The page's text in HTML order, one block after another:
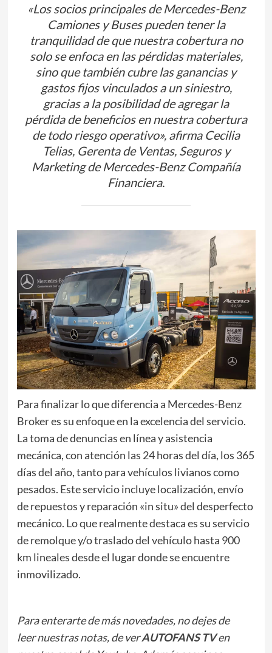
«Los socios principales de Mercedes-Benz
Camiones y Buses pueden tener la
tranquilidad de que nuestra cobertura no
solo se enfoca en las pérdidas materiales,
sino que también cubre las ganancias y
gastos fijos vinculados a un siniestro,
gracias a la posibilidad de agregar la
pérdida de beneficios en nuestra cobertura
de todo riesgo operativo», afirma Cecilia
Telias, Gerenta de Ventas, Seguros y
Marketing de Mercedes-Benz Compañía
Financiera.
Para finalizar lo que diferencia a Mercedes-Benz
Broker es su enfoque en la excelencia del servicio.
La toma de denuncias en línea y asistencia
mecánica, con atención las 24 horas del día, los 365
días del año, tanto para vehículos livianos como
pesados. Este servicio incluye localización, envío
de repuestos y reparación «in situ» del desperfecto
mecánico. Lo que realmente destaca es su servicio
de remolque y/o traslado del vehículo hasta 900
km lineales desde el lugar donde se encuentre
inmovilizado.
Para enterarte de más novedades, no dejes de
leernuestras notas, de ver AUTOFANS TVen